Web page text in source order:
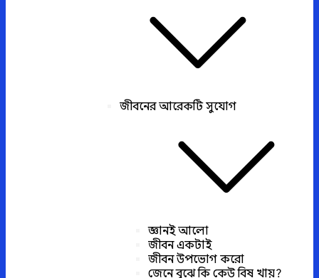
জীবনের আরেকটি সুযোগ
জ্ঞানই আলো
জীবন একটাই
জীবন উপভোগ করো
জেনে বুঝে কি কেউ বিষ খায়?